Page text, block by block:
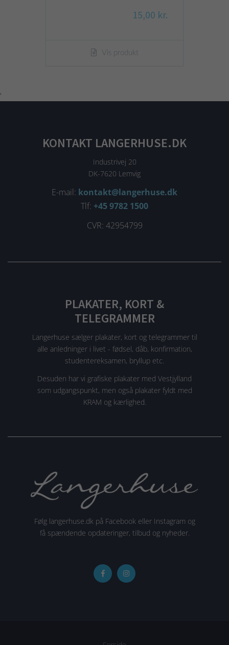
15,00 kr.
Vis produkt
'
KONTAKT LANGERHUSE.DK
Industrivej 20
DK-7620 Lemvig
E-mail: kontakt@langerhuse.dk
Tlf: +45 9782 1500
CVR: 42954799
PLAKATER, KORT &
TELEGRAMMER
Langerhuse sælger plakater, kort og telegrammer til
alle anledninger i livet - fødsel, dåb, konfirmation,
studentereksamen, bryllup etc.
Desuden har vi grafiske plakater med Vestjylland
som udgangspunkt, men også plakater fyldt med
KRAM og kærlighed.
Følg langerhuse.dk på Facebook eller Instagram og
få spændende opdateringer, tilbud og nyheder.